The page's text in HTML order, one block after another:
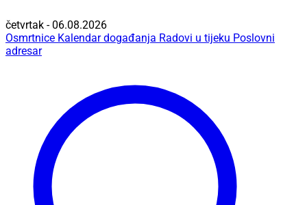
četvrtak - 06.08.2026
Osmrtnice Kalendar događanja Radovi u tijeku Poslovni
adresar